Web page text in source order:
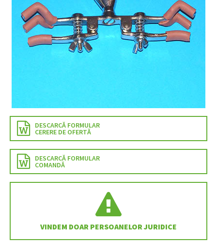
DESCARCĂ FORMULAR
CERERE DE OFERTĂ
DESCARCĂ FORMULAR
COMANDĂ
VINDEM DOAR PERSOANELOR JURIDICE